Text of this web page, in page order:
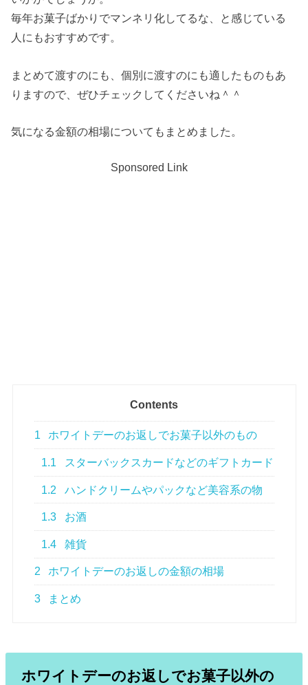
毎年お菓子ばかりでマンネリ化してるな、と感じている
人にもおすすめです。
まとめて渡すのにも、個別に渡すのにも適したものもあ
りますので、ぜひチェックしてくださいね＾＾
気になる金額の相場についてもまとめました。
Sponsored Link
Contents
1 ホワイトデーのお返しでお菓子以外のもの
1.1 スターバックスカードなどのギフトカード
1.2 ハンドクリームやパックなど美容系の物
1.3 お酒
1.4 雑貨
2 ホワイトデーのお返しの金額の相場
3 まとめ
ホワイトデーのお返しでお菓子以外の